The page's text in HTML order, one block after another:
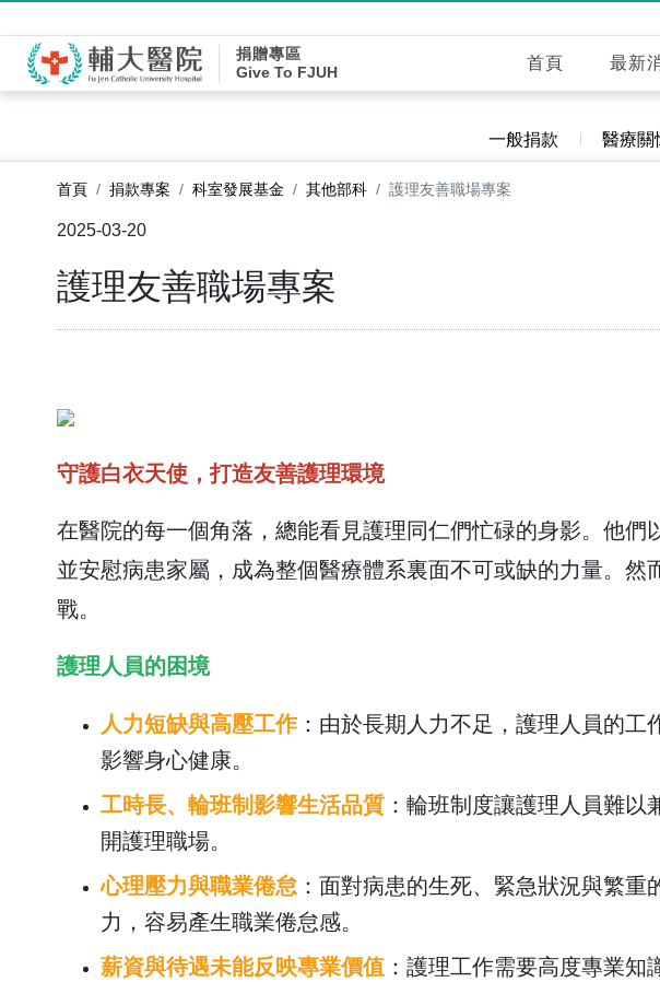
捐贈專區
Give To FJUH
首頁 最新
一般捐款 醫療關
首頁 捐款專案 科室發展基金 其他部科 護理友善職場專案
2025-03-20
護理友善職場專案
守護白衣天使，打造友善護理環境
在醫院的每一個角落，總能看見護理同仁們忙碌的身影。他
並安慰病患家屬，成為整個醫療體系裏面不可或缺的力量。
戰。
護理人員的困境
人力短缺與高壓工作：由於長期人力不足，護理人員的工
影響身心健康。
工時長、輪班制影響生活品質 ：輪班制度讓護理人員難
開護理職場。
心理壓力與職業倦怠 ：面對病患的生死、緊急狀況與繁
力，容易產生職業倦怠感。
薪資與待遇未能反映專業價值 ：護理工作需要高度專業